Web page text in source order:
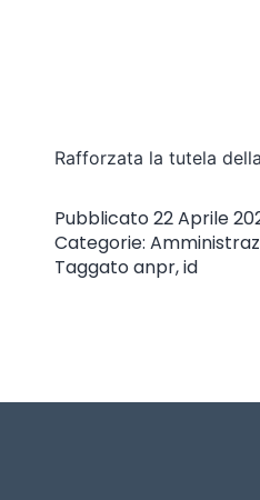
Rafforzata la tutela
Pubblicato22 Aprile
Categorie:
Taggatoanpr,id